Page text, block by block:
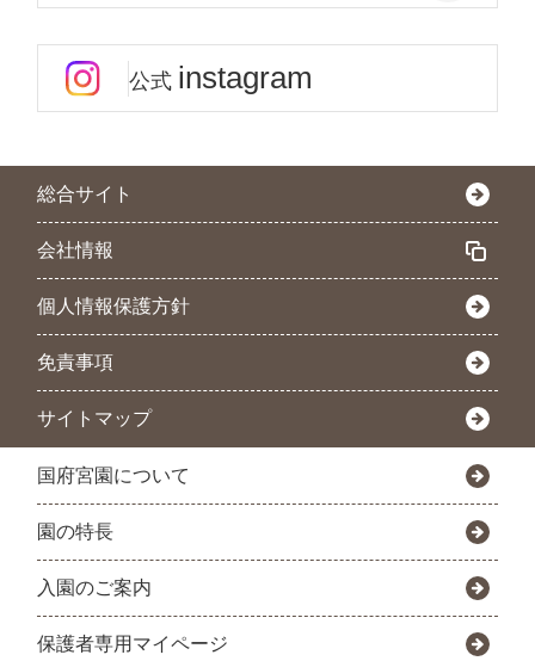
公式 instagram
総合サイト
会社情報
個人情報保護方針
免責事項
サイトマップ
国府宮園について
園の特長
入園のご案内
保護者専用マイページ